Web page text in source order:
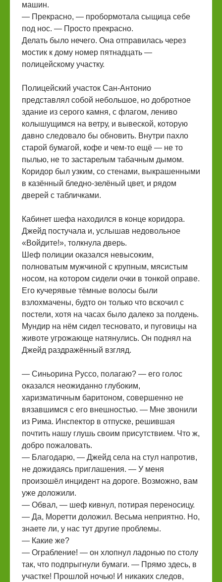
машин.
— Прекрасно, — пробормотала сыщица себе
под нос. — Просто прекрасно.
Делать было нечего. Она отправилась через
мостик к дому номер пятнадцать —
полицейскому участку.
Полицейский участок Сан-Антонио
представлял собой небольшое, но добротное
здание из серого камня, с флагом, лениво
колышущимся на ветру, и вывеской, которую
давно следовало бы обновить. Внутри пахло
старой бумагой, кофе и чем-то ещё — не то
пылью, не то застарелым табачным дымом.
Коридор был узким, со стенами, выкрашенными
в казённый бледно-зелёный цвет, и рядом
дверей с табличками.
Кабинет шефа находился в конце коридора.
Джейд постучала и, услышав недовольное
«Войдите!», толкнула дверь.
Шеф полиции оказался невысоким,
полноватым мужчиной с крупным, мясистым
носом, на котором сидели очки в тонкой оправе.
Его кучерявые тёмные волосы были
взлохмачены, будто он только что вскочил с
постели, хотя на часах было далеко за полдень.
Мундир на нём сидел тесновато, и пуговицы на
животе угрожающе натянулись. Он поднял на
Джейд раздражённый взгляд.
— Синьорина Руссо, полагаю? — его голос
оказался неожиданно глубоким,
харизматичным баритоном, совершенно не
вязавшимся с его внешностью. — Мне звонили
из Рима. Инспектор в отпуске, решившая
почтить нашу глушь своим присутствием. Что ж,
добро пожаловать.
— Благодарю, — Джейд села на стул напротив,
не дожидаясь приглашения. — У меня
произошёл инцидент на дороге. Возможно, вам
уже доложили.
— Обвал, — шеф кивнул, потирая переносицу.
— Да, Моретти доложил. Весьма неприятно. Но,
знаете ли, у нас тут другие проблемы.
— Какие же?
— Ограбление! — он хлопнул ладонью по столу
так, что подпрыгнули бумаги. — Прямо здесь, в
участке! Прошлой ночью! И никаких следов,